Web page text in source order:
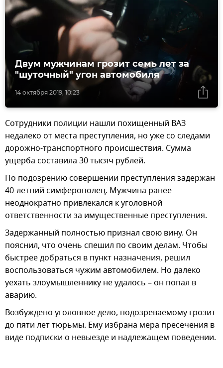
14 октября 2019, 10:23
Двум мужчинам грозит семь лет за
"шуточный" угон автомобиля
Сотрудники полиции нашли похищенный ВАЗ
недалеко от места преступления, но уже со следами
дорожно-транспортного происшествия. Сумма
ущерба составила 30 тысяч рублей.
По подозрению совершении преступления задержан
40-летний симферополец. Мужчина ранее
неоднократно привлекался к уголовной
ответственности за имущественные преступления.
Задержанный полностью признал свою вину. Он
пояснил, что очень спешил по своим делам. Чтобы
быстрее добраться в пункт назначения, решил
воспользоваться чужим автомобилем. Но далеко
уехать злоумышленнику не удалось – он попал в
аварию.
Возбуждено уголовное дело, подозреваемому грозит
до пяти лет тюрьмы. Ему избрана мера пресечения в
виде подписки о невыезде и надлежащем поведении.